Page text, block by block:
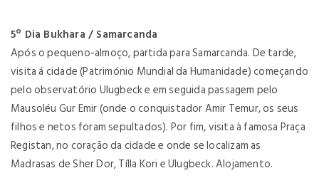
5º Dia Bukhara / Samarcanda
Após o pequeno-almoço, partida para Samarcanda. De tarde,
visita á cidade (Património Mundial da Humanidade) começando
pelo observatório Ulugbeck e em seguida passagem pelo
Mausoléu Gur Emir (onde o conquistador Amir Temur, os seus
filhos e netos foram sepultados). Por fim, visita à famosa Praça
Registan, no coração da cidade e onde se localizam as
Madrasas de Sher Dor, Tílla Kori e Ulugbeck. Alojamento.